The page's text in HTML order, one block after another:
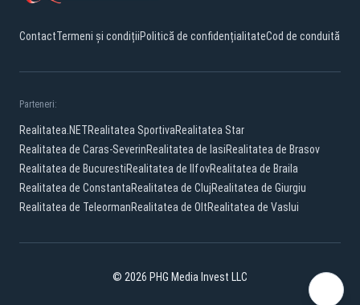
ContactTermeni și condițiiPolitică de confidențialitateCod de conduită
Parteneri:
Realitatea.NETRealitatea SportivaRealitatea Star
Realitatea de Caras-SeverinRealitatea de IasiRealitatea de Brasov
Realitatea de BucurestiRealitatea de IlfovRealitatea de Braila
Realitatea de ConstantaRealitatea de ClujRealitatea de Giurgiu
Realitatea de TeleormanRealitatea de OltRealitatea de Vaslui
© 2026 PHG Media Invest LLC